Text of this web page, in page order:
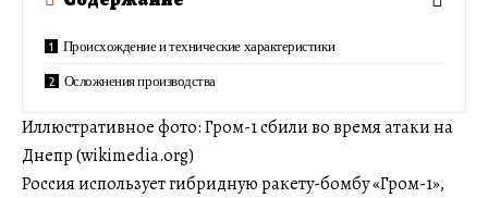
Происхождение и технические характеристики
Осложнения производства
Иллюстративное фото: Гром-1 сбили во время атаки на
Днепр (wikimedia.org)
Россия использует гибридную ракету-бомбу «Гром-1»,